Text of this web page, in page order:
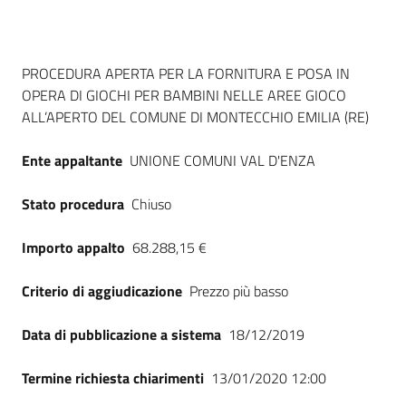
Dati del bando
PROCEDURA APERTA PER LA FORNITURA E POSA IN
OPERA DI GIOCHI PER BAMBINI NELLE AREE GIOCO
ALL’APERTO DEL COMUNE DI MONTECCHIO EMILIA (RE)
Ente appaltante UNIONE COMUNI VAL D'ENZA
Stato procedura Chiuso
Importo appalto 68.288,15 €
Criterio di aggiudicazione Prezzo più basso
Data di pubblicazione a sistema 18/12/2019
Termine richiesta chiarimenti 13/01/2020 12:00